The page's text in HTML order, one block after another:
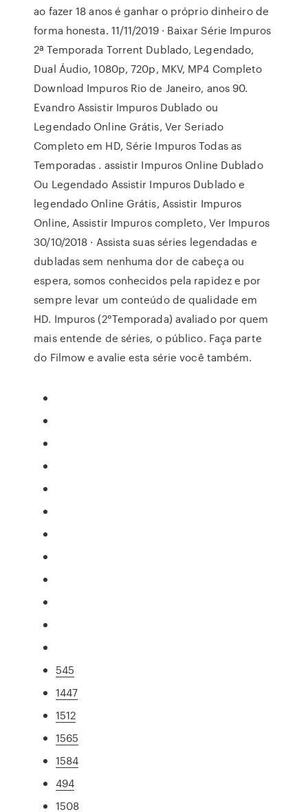
ao fazer 18 anos é ganhar o próprio dinheiro de
forma honesta. 11/11/2019 · Baixar Série Impuros
2ª Temporada Torrent Dublado, Legendado,
Dual Áudio, 1080p, 720p, MKV, MP4 Completo
Download Impuros Rio de Janeiro, anos 90.
Evandro Assistir Impuros Dublado ou
Legendado Online Grátis, Ver Seriado
Completo em HD, Série Impuros Todas as
Temporadas . assistir Impuros Online Dublado
Ou Legendado Assistir Impuros Dublado e
legendado Online Grátis, Assistir Impuros
Online, Assistir Impuros completo, Ver Impuros
30/10/2018 · Assista suas séries legendadas e
dubladas sem nenhuma dor de cabeça ou
espera, somos conhecidos pela rapidez e por
sempre levar um conteúdo de qualidade em
HD. Impuros (2°Temporada) avaliado por quem
mais entende de séries, o público. Faça parte
do Filmow e avalie esta série você também.
545
1447
1512
1565
1584
494
1508